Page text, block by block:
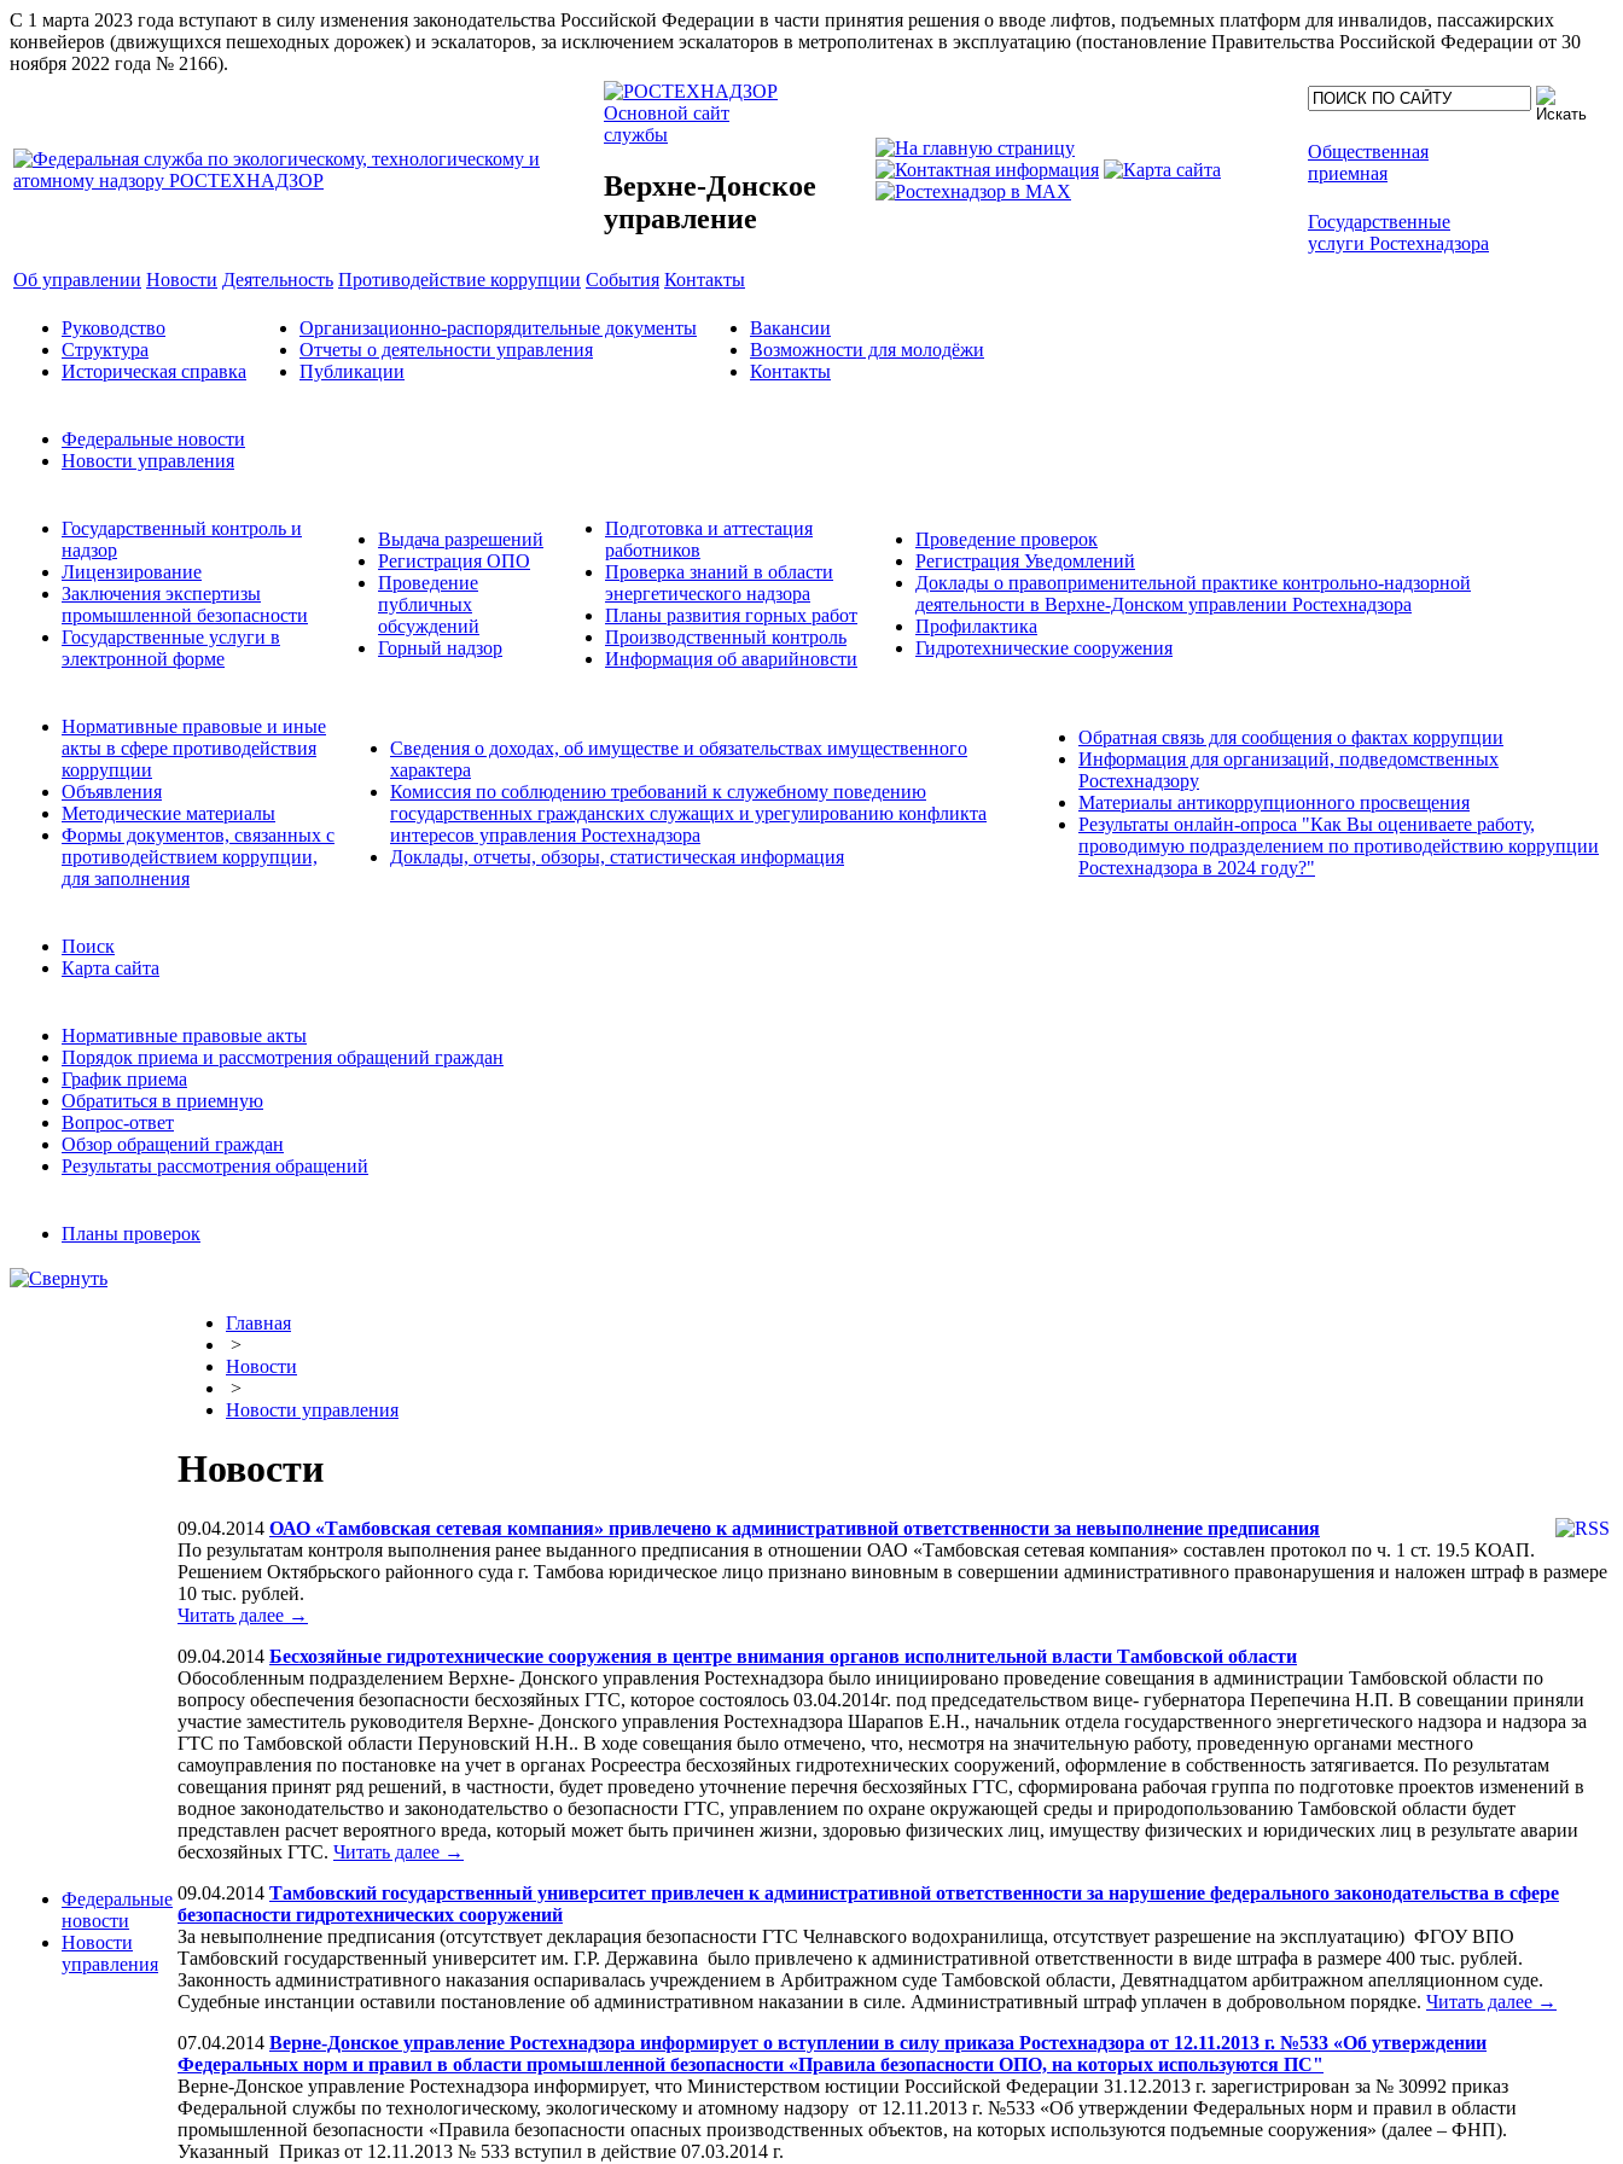
С 1 марта 2023 года вступают в силу изменения законодательства Российской Федерации в части принятия решения о вводе лифтов, подъемных платформ для инвалидов, пассажирских
конвейеров (движущихся пешеходных дорожек) и эскалаторов, за исключением эскалаторов в метрополитенах в эксплуатацию (постановление Правительства Российской Федерации от 30
ноября 2022 года № 2166).
Основной сайт
службы
Верхне-Донское
управление
Общественная
приемная
Государственные
услуги Ростехнадзора
Об управлении Новости Деятельность Противодействие коррупции События Контакты
Руководство
Структура
Историческая справка
Организационно-распорядительные документы
Отчеты о деятельности управления
Публикации
Вакансии
Возможности для молодёжи
Контакты
Федеральные новости
Новости управления
Государственный контроль и
надзор
Лицензирование
Заключения экспертизы
промышленной безопасности
Государственные услуги в
электронной форме
Выдача разрешений
Регистрация ОПО
Проведение
публичных
обсуждений
Горный надзор
Подготовка и аттестация
работников
Проверка знаний в области
энергетического надзора
Планы развития горных работ
Производственный контроль
Информация об аварийновсти
Проведение проверок
Регистрация Уведомлений
Доклады о правоприменительной практике контрольно-надзорной
деятельности в Верхне-Донском управлении Ростехнадзора
Профилактика
Гидротехнические сооружения
Нормативные правовые и иные
акты в сфере противодействия
коррупции
Объявления
Методические материалы
Формы документов, связанных с
противодействием коррупции,
для заполнения
Сведения о доходах, об имуществе и обязательствах имущественного
характера
Комиссия по соблюдению требований к служебному поведению
государственных гражданских служащих и урегулированию конфликта
интересов управления Ростехнадзора
Доклады, отчеты, обзоры, статистическая информация
Обратная связь для сообщения о фактах коррупции
Информация для организаций, подведомственных
Ростехнадзору
Материалы антикоррупционного просвещения
Результаты онлайн-опроса "Как Вы оцениваете работу,
проводимую подразделением по противодействию коррупции
Ростехнадзора в 2024 году?"
Поиск
Карта сайта
Нормативные правовые акты
Порядок приема и рассмотрения обращений граждан
График приема
Обратиться в приемную
Вопрос-ответ
Обзор обращений граждан
Результаты рассмотрения обращений
Планы проверок
Федеральные
новости
Новости
управления
Главная
>
Новости
>
Новости управления
Новости
09.04.2014 ОАО «Тамбовская сетевая компания» привлечено к административной ответственности за невыполнение предписания
По результатам контроля выполнения ранее выданного предписания в отношении ОАО «Тамбовская сетевая компания» составлен протокол по ч. 1 ст. 19.5 КОАП.
Решением Октябрьского районного суда г. Тамбова юридическое лицо признано виновным в совершении административного правонарушения и наложен штраф в размере
10 тыс. рублей.
Читать далее →
09.04.2014 Бесхозяйные гидротехнические сооружения в центре внимания органов исполнительной власти Тамбовской области
Обособленным подразделением Верхне- Донского управления Ростехнадзора было инициировано проведение совещания в администрации Тамбовской области по
вопросу обеспечения безопасности бесхозяйных ГТС, которое состоялось 03.04.2014г. под председательством вице- губернатора Перепечина Н.П. В совещании приняли
участие заместитель руководителя Верхне- Донского управления Ростехнадзора Шарапов Е.Н., начальник отдела государственного энергетического надзора и надзора за
ГТС по Тамбовской области Перуновский Н.Н.. В ходе совещания было отмечено, что, несмотря на значительную работу, проведенную органами местного
самоуправления по постановке на учет в органах Росреестра бесхозяйных гидротехнических сооружений, оформление в собственность затягивается. По результатам
совещания принят ряд решений, в частности, будет проведено уточнение перечня бесхозяйных ГТС, сформирована рабочая группа по подготовке проектов изменений в
водное законодательство и законодательство о безопасности ГТС, управлением по охране окружающей среды и природопользованию Тамбовской области будет
представлен расчет вероятного вреда, который может быть причинен жизни, здоровью физических лиц, имуществу физических и юридических лиц в результате аварии
бесхозяйных ГТС. Читать далее →
09.04.2014 Тамбовский государственный университет привлечен к административной ответственности за нарушение федерального законодательства в сфере
безопасности гидротехнических сооружений
За невыполнение предписания (отсутствует декларация безопасности ГТС Челнавского водохранилища, отсутствует разрешение на эксплуатацию) ФГОУ ВПО
Тамбовский государственный университет им. Г.Р. Державина было привлечено к административной ответственности в виде штрафа в размере 400 тыс. рублей.
Законность административного наказания оспаривалась учреждением в Арбитражном суде Тамбовской области, Девятнадцатом арбитражном апелляционном суде.
Судебные инстанции оставили постановление об административном наказании в силе. Административный штраф уплачен в добровольном порядке. Читать далее →
07.04.2014 Верне-Донское управление Ростехнадзора информирует о вступлении в силу приказа Ростехнадзора от 12.11.2013 г. №533 «Об утверждении
Федеральных норм и правил в области промышленной безопасности «Правила безопасности ОПО, на которых используются ПС"
Верне-Донское управление Ростехнадзора информирует, что Министерством юстиции Российской Федерации 31.12.2013 г. зарегистрирован за № 30992 приказ
Федеральной службы по технологическому, экологическому и атомному надзору от 12.11.2013 г. №533 «Об утверждении Федеральных норм и правил в области
промышленной безопасности «Правила безопасности опасных производственных объектов, на которых используются подъемные сооружения» (далее – ФНП).
Указанный Приказ от 12.11.2013 № 533 вступил в действие 07.03.2014 г.